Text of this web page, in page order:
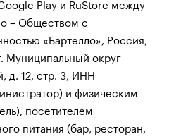
Play и RuStore между
– Обществом с
«Бартелло», Россия,
Муниципальный округ
д. 12, стр. 3, ИНН
и физическим
посетителем
питания (бар, ресторан,